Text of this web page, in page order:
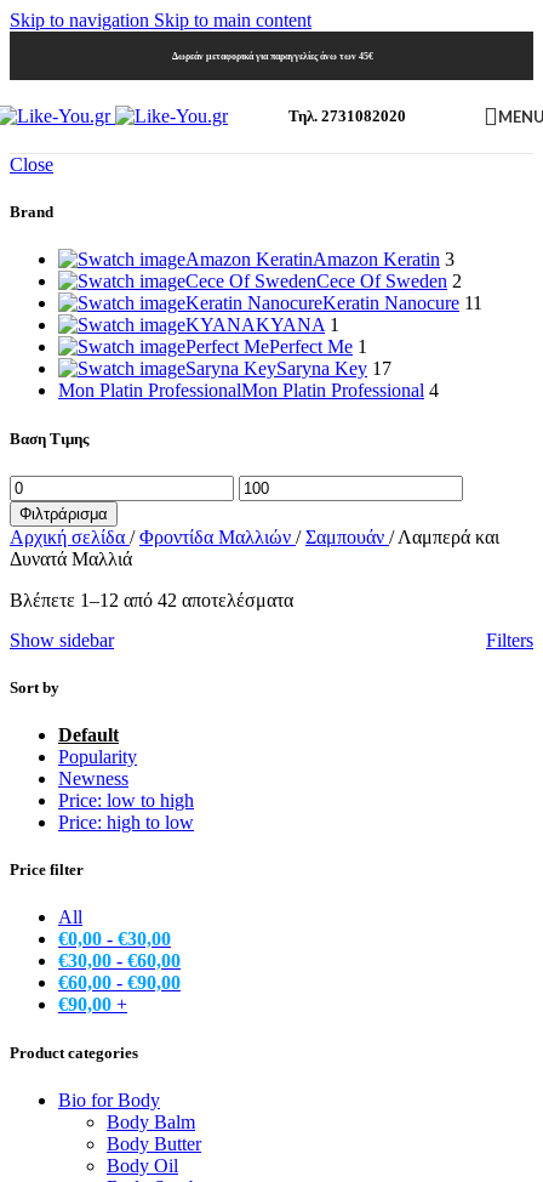
Skip to navigation Skip to main content
Δωρεάν μεταφορικά για παραγγελίες άνω των 45€
Τηλ. 2731082020
Close
Brand
Amazon KeratinAmazon Keratin 3
Cece Of SwedenCece Of Sweden 2
Keratin NanocureKeratin Nanocure 11
KYANAKYANA 1
Perfect MePerfect Me 1
Saryna KeySaryna Key 17
Mon Platin ProfessionalMon Platin Professional 4
Βαση Τιμης
Ελάχιστη
τιμή
Μέγιστη
τιμή
Φιλτράρισμα
Αρχική σελίδα / Φροντίδα Μαλλιών / Σαμπουάν / Λαμπερά και
Δυνατά Μαλλιά
Βλέπετε 1–12 από 42 αποτελέσματα
Show sidebar
Filters
Sort by
Default
Popularity
Newness
Price: low to high
Price: high to low
Price filter
All
€0,00 - €30,00
€30,00 - €60,00
€60,00 - €90,00
€90,00 +
Product categories
Bio for Body
Body Balm
Body Butter
Body Oil